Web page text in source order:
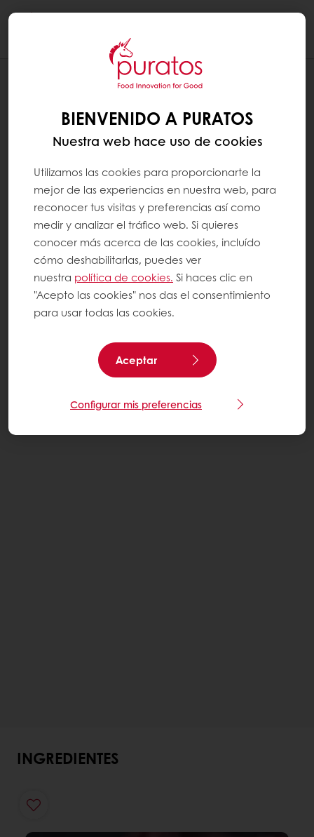
INGREDIENTES
BIENVENIDO A PURATOS
Nuestra web hace uso de cookies
Utilizamos las cookies para proporcionarte la
mejor de las experiencias en nuestra web, para
reconocer tus visitas y preferencias así como
medir y analizar el tráfico web. Si quieres
conocer más acerca de las cookies, incluído
cómo deshabilitarlas, puedes ver
nuestra política de cookies. Si haces clic en
"Acepto las cookies" nos das el consentimiento
para usar todas las cookies.
Aceptar
Configurar mis preferencias